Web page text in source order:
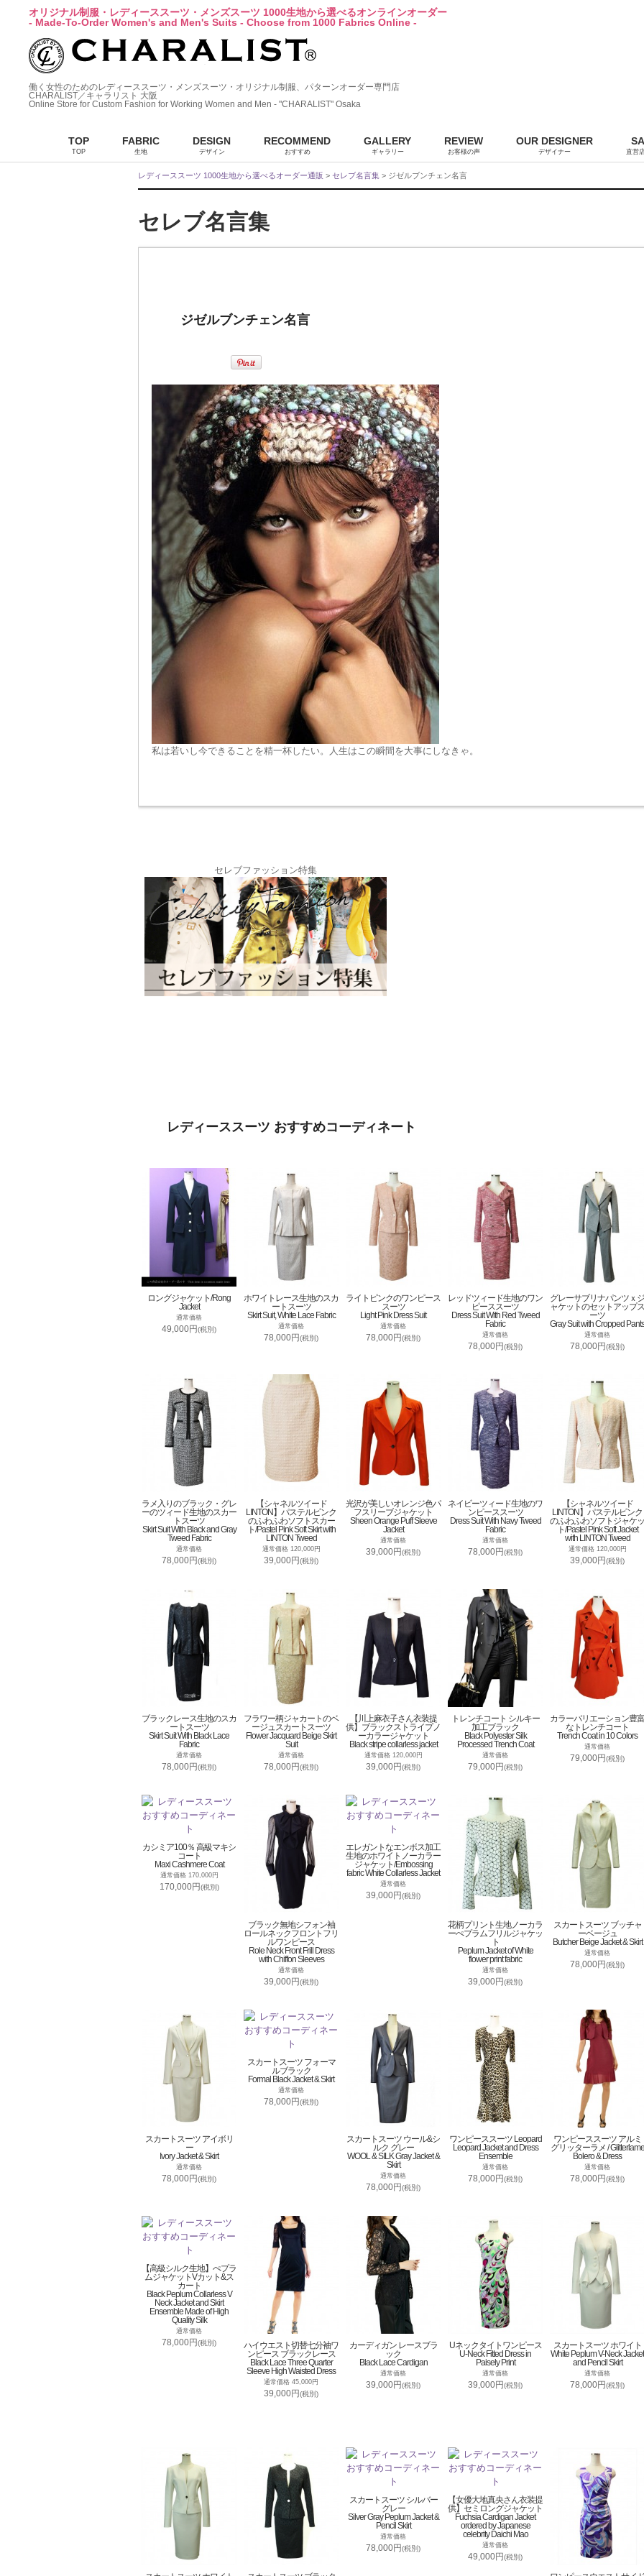
オリジナル制服・レディーススーツ・メンズスーツ 1000生地から選べるオンラインオーダー
- Made-To-Order Women's and Men's Suits - Choose from 1000 Fabrics Online -
働く女性のためのレディーススーツ・メンズスーツ・オリジナル制服、パターンオーダー専門店
CHARALIST／キャラリスト 大阪
Online Store for Custom Fashion for Working Women and Men - "CHARALIST" Osaka
TOP
TOP
FABRIC
生地
DESIGN
デザイン
RECOMMEND
おすすめ
GALLERY
ギャラリー
REVIEW
お客様の声
OUR DESIGNER
デザイナー 直営
レディーススーツ 1000生地から選べるオーダー通販 > セレブ名言集 > ジゼルブンチェン名言
セレブ名言集
ジゼルブンチェン名言
私は若いし今できることを精一杯したい。人生はこの瞬間を大事にしなきゃ。
セレブファッション特集
レディーススーツ おすすめコーディネート
ロングジャケット/Rong
Jacket
通常価格
49,000円(税別)
ホワイトレース生地のスカ
ートスーツ
Skirt Suit, White Lace Fabric
通常価格
78,000円(税別)
ライトピンクのワンピース
スーツ
Light Pink Dress Suit
通常価格
78,000円(税別)
レッドツィード生地のワン
ピーススーツ
Dress Suit With Red Tweed
Fabric
通常価格
78,000円(税別)
グレーサブリナパンツｘジ
ャケットのセットアップス
ーツ
Gray Suit with Cropped Pants
通常価格
78,000円(税別)
ラメ入りのブラック・グレ
ーのツィード生地のスカー
トスーツ
Skirt Suit With Black and Gray
Tweed Fabric
通常価格
78,000円(税別)
【シャネルツイード
LINTON】パステルピンク
のふわふわソフトスカー
ト/Pastel Pink Soft Skirt with
LINTON Tweed
通常価格 120,000円
39,000円(税別)
光沢が美しいオレンジ色パ
フスリーブジャケット
Sheen Orange Puff Sleeve
Jacket
通常価格
39,000円(税別)
ネイビーツィード生地のワ
ンピーススーツ
Dress Suit With Navy Tweed
Fabric
通常価格
78,000円(税別)
【シャネルツイード
LINTON】パステルピンク
のふわふわソフトジャケッ
ト/Pastel Pink Soft Jacket
with LINTON Tweed
通常価格 120,000円
39,000円(税別)
ブラックレース生地のスカ
ートスーツ
Skirt Suit With Black Lace
Fabric
通常価格
78,000円(税別)
フラワー柄ジャカートのベ
ージュスカートスーツ
Flower Jacquard Beige Skirt
Suit
通常価格
78,000円(税別)
【川上麻衣子さん衣装提
供】ブラックストライプノ
ーカラージャケット
Black stripe collarless jacket
通常価格 120,000円
39,000円(税別)
トレンチコート シルキー
加工ブラック
Black Polyester Silk
Processed Trench Coat
通常価格
79,000円(税別)
カラーバリエーション豊富
なトレンチコート
Trench Coat in 10 Colors
通常価格
79,000円(税別)
カシミア100％ 高級マキシ
コート
Maxi Cashmere Coat
通常価格 170,000円
170,000円(税別)
ブラック無地シフォン袖
ロールネックフロントフリ
ルワンピース
Role Neck Front Frill Dress
with Chiffon Sleeves
通常価格
39,000円(税別)
エレガントなエンボス加工
生地のホワイトノーカラー
ジャケット/Embossing
fabric White Collarless Jacket
通常価格
39,000円(税別)
花柄プリント生地ノーカラ
ーぺプラムフリルジャケッ
ト
Peplum Jacket of White
flower print fabric
通常価格
39,000円(税別)
スカートスーツ ブッチャ
ーベージュ
Butcher Beige Jacket & Skirt
通常価格
78,000円(税別)
スカートスーツ アイボリ
ー
Ivory Jacket & Skirt
通常価格
78,000円(税別)
スカートスーツ フォーマ
ルブラック
Formal Black Jacket & Skirt
通常価格
78,000円(税別)
スカートスーツ ウール&シ
ルク グレー
WOOL & SILK Gray Jacket &
Skirt
通常価格
78,000円(税別)
ワンピーススーツ Leopard
Leopard Jacket and Dress
Ensemble
通常価格
78,000円(税別)
ワンピーススーツ アルミ
グリッターラメ / Glitterlame
Bolero & Dress
通常価格
78,000円(税別)
【高級シルク生地】ぺプラ
ムジャケットVカット&ス
カート
Black Peplum Collarless V
Neck Jacket and Skirt
Ensemble Made of High
Quality Silk
通常価格
78,000円(税別)
ハイウエスト切替七分袖ワ
ンピース ブラックレース
Black Lace Three Quarter
Sleeve High Waisted Dress
通常価格 45,000円
39,000円(税別)
カーディガン レースブラ
ック
Black Lace Cardigan
通常価格
39,000円(税別)
Uネックタイトワンピース
U-Neck Fitted Dress in
Paisely Print
通常価格
39,000円(税別)
スカートスーツ ホワイト
White Peplum V-Neck Jacket
and Pencil Skirt
通常価格
78,000円(税別)
スカートスーツ シルバー
グレー
Silver Gray Peplum Jacket &
Pencil Skirt
通常価格
78,000円(税別)
【女優大地真央さん衣装提
供】セミロングジャケット
Fuchsia Cardigan Jacket
ordered by Japanese
celebrity Daichi Mao
通常価格
49,000円(税別)